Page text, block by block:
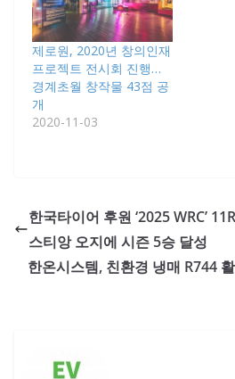
제로원, 2020년 창의인재
프로젝트 전시회 진행…
경계초월 창작물 43점 공
개
2020-11-03
한국타이어 후원 ‘2025 WRC’
스티앙 오지에 시즌 5승 달성
한온시스템, 친환경 냉매 R744